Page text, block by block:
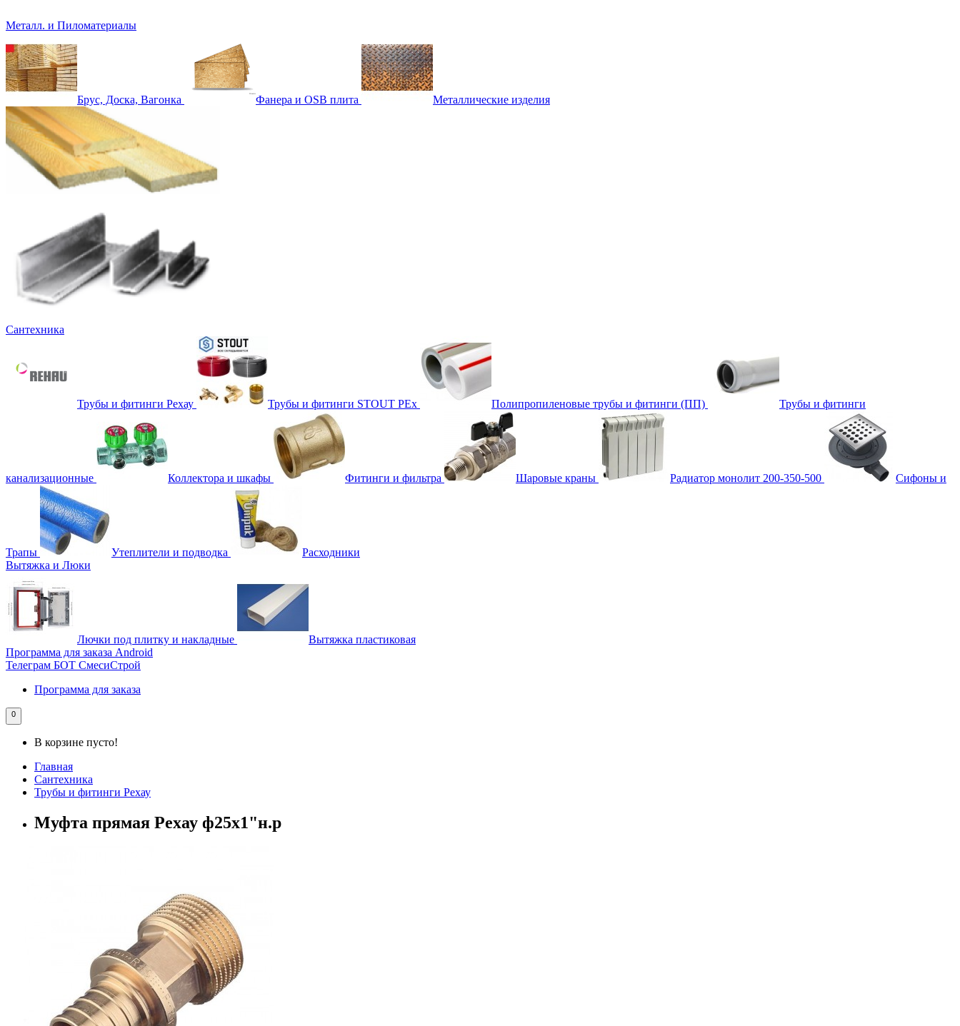
Металл. и Пиломатериалы
Брус, Доска, Вагонка Фанера и OSB плита Металлические изделия
Сантехника
Трубы и фитинги Рехау Трубы и фитинги STOUT PEx Полипропиленовые трубы и фитинги (ПП) Трубы и фитинги
канализационные Коллектора и шкафы Фитинги и фильтра Шаровые краны Радиатор монолит 200-350-500 Сифоны и
Трапы Утеплители и подводка
Расходники
Вытяжка и Люки
Лючки под плитку и накладные
Вытяжка пластиковая
Программа для заказа Android
Телеграм БОТ СмесиСтрой
Программа для заказа
0
В корзине пусто!
Главная
Сантехника
Трубы и фитинги Рехау
Муфта прямая Рехау ф25х1"н.р